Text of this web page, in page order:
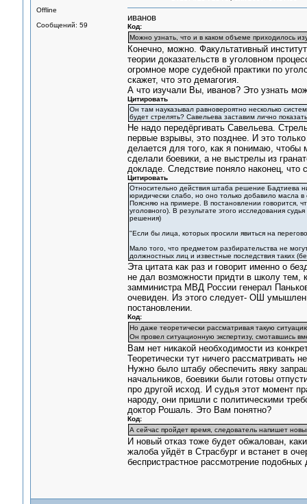
Offline
Сообщений: 59
иванов
Код:
Можно узнать, что и в каком объеме приходилось
Конечно, можно. Факультативный
теории доказательств в уголовном
огромное море судебной практики по
скажет, что это демагогия.
А что изучали Вы, иванов? Это узнать
Цитировать
Он там науказывал равновероятно несколько
будет стрелять? Савельева заставим лично
Не надо передёргивать Савельева.
первые взрывы, это позднее. И это
делается для того, как я понимаю, чтобы
сделали боевики, а не выстрелы из
докладе. Следствие поняло наконец, что
Цитировать
Относительно действия штаба решение Бадтиева
юридически слабо, но оно только добавило масла
Поясняю на примере. В постановлении говорится,
уголовного). В результате этого исследования
решения)
"Если бы лица, которых просили явиться на
Мало того, что предметом разбирательства не
должностных лиц и известные последствия таких
Эта цитата как раз и говорит именно о
не дал возможности придти в школу тем,
замминистра МВД России генерал
очевиден. Из этого следует- ОШ
постановлении.
Код:
Но даже теоретически рассматривая такую
Он провел ситуационную экспертизу, смотавшись
Вам нет никакой необходимости из
Теоретически тут ничего рассматривать
Нужно было штабу обеспечить явку
начальников, боевики были готовы
про другой исход. И судья этот момент
народу, они пришли с политическими
доктор Рошаль. Это Вам понятно?
Код:
А сейчас пройдет время, следователь напишет
И новый отказ тоже будет обжалован,
жалоба уйдёт в Страсбург и встанет в
беспристрастное рассмотрение